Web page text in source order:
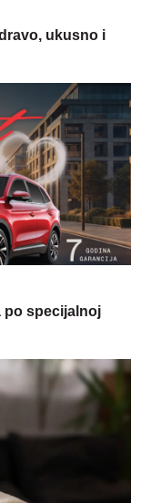
ukusno i
po specijalnoj